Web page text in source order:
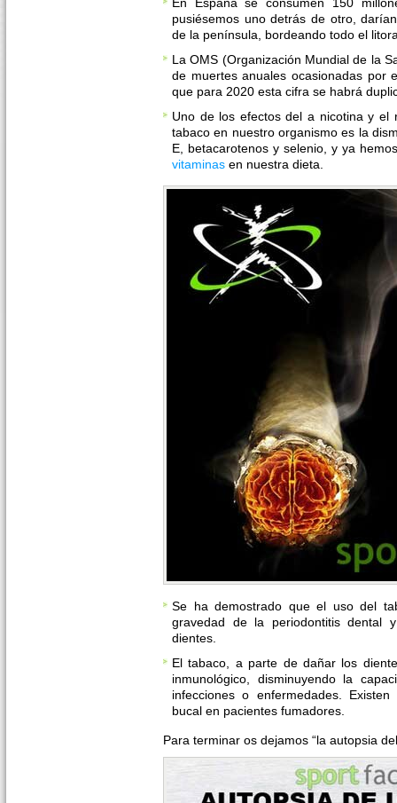
pusiésemos uno detrás de otro,
de la península, bordeando todo el
La OMS (Organización Mundial de la
de muertes anuales ocasionadas por
que para 2020 esta cifra se habrá
Uno de los efectos del a nicotina y el
tabaco en nuestro organismo es la
E, betacarotenos y selenio, y ya
vitaminas en nuestra dieta.
Se ha demostrado que el uso del
gravedad de la periodontitis dental
dientes.
El tabaco, a parte de dañar los
inmunológico, disminuyendo la
infecciones o enfermedades.
bucal en pacientes fumadores.
Para terminar os dejamos “la autopsia